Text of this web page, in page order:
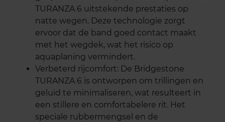
TURANZA 6 uitstekende prestaties op
natte wegen. Deze technologie zorgt
ervoor dat de band goed contact maakt
met het wegdek, wat het risico op
aquaplaning vermindert.
Verbeterd rijcomfort: De Bridgestone
TURANZA 6 is ontworpen om trillingen en
geluid te minimaliseren, wat resulteert in
een stillere en comfortabelere rit. Het
speciale rubbermengsel en de